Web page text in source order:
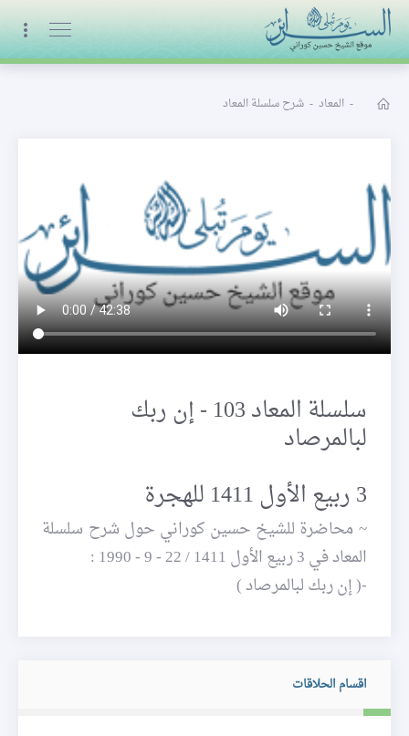
البث المباشر
- المعاد - شرح سلسلة المعاد
سلسلة المعاد 103 - إن ربك
لبالمرصاد
3 ربيع الأول 1411 للهجرة
~ محاضرة للشيخ حسين كوراني حول شرح سلسلة
المعاد في 3 ربيع الأول 1411 / 22 - 9 - 1990 :
-( إن ربك لبالمرصاد )
اقسام الحلاقات